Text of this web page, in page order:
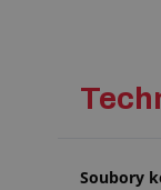
Soubory